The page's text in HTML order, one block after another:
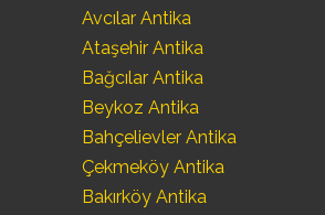
Avcılar Antika
Ataşehir Antika
Bağcılar Antika
Beykoz Antika
Bahçelievler Antika
Çekmeköy Antika
Bakırköy Antika